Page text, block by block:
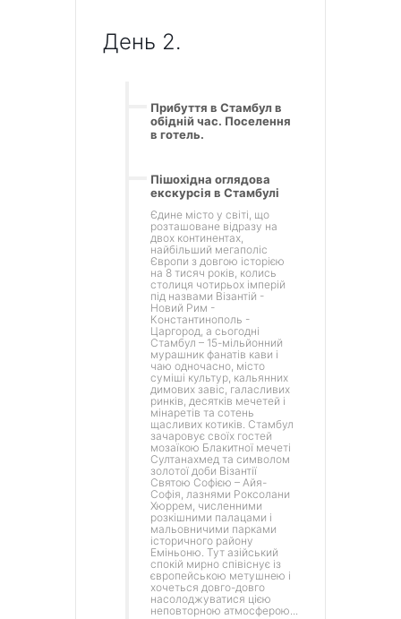
День 2.
Прибуття в Стамбул в
обідній час. Поселення
в готель.
Пішохідна оглядова
екскурсія в Стамбулі
Єдине місто у світі, що
розташоване відразу на
двох континентах,
найбільший мегаполіс
Європи з довгою історією
на 8 тисяч років, колись
столиця чотирьох імперій
під назвами Візантій -
Новий Рим -
Константинополь -
Царгород, а сьогодні
Стамбул – 15-мільйонний
мурашник фанатів кави і
чаю одночасно, місто
суміші культур, кальянних
димових завіс, галасливих
ринків, десятків мечетей і
мінаретів та сотень
щасливих котиків. Стамбул
зачаровує своїх гостей
мозаїкою Блакитної мечеті
Султанахмед та символом
золотої доби Візантії
Святою Софією – Айя-
Софія, лазнями Роксолани
Хюррем, численними
розкішними палацами і
мальовничими парками
історичного району
Еміньоню. Тут азійський
спокій мирно співіснує із
європейською метушнею і
хочеться довго-довго
насолоджуватися цією
неповторною атмосферою...